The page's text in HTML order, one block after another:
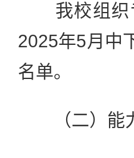
我校组织专
2025年5月中
名单。
（二）能